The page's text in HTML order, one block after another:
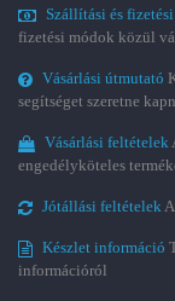
Szállítási és
fizetési módok közül
Vásárlási útmutató
segítséget szeretne
Vásárlási feltételek
engedélyköteles
Jótállási feltételek
Készlet információ
információról